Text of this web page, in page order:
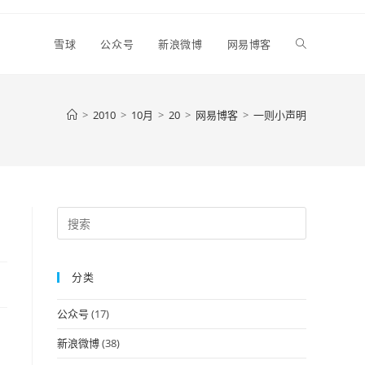
雪球 公众号 新浪微博 网易博客 Toggle
> 2010 > 10月 > 20 > 网易博客 > 一则小声明
Escape
分类
公众号 (17)
新浪微博(38)